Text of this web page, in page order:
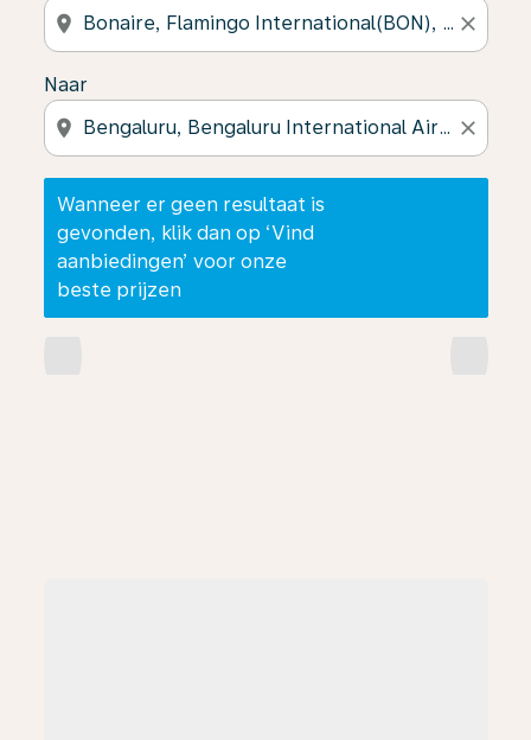
location_on close
Naar
location_on close
Wanneer er geen resultaat is
gevonden, klik dan op ‘Vind
aanbiedingen’ voor onze
beste prijzen